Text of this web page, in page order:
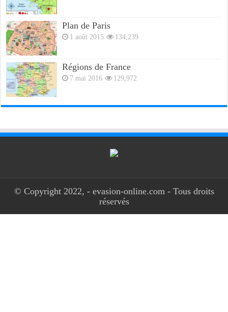
Plan de Paris
1 août 2015 134,239
Régions de France
7 mai 2016 129,972
© Copyright 2022, - evasion-online.com - Tous droits
réservés